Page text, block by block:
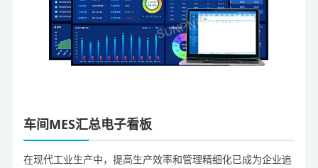
车间MES汇总电子看板
在现代工业生产中，提高生产效率和管理精细化已成为企业追